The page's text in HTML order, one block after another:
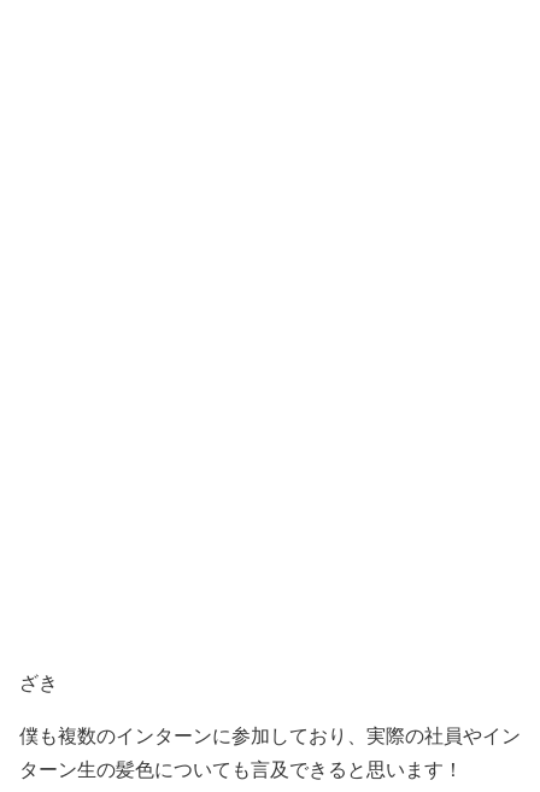
ざき
僕も複数のインターンに参加しており、実際の社員やイン
ターン生の髪色についても言及できると思います！